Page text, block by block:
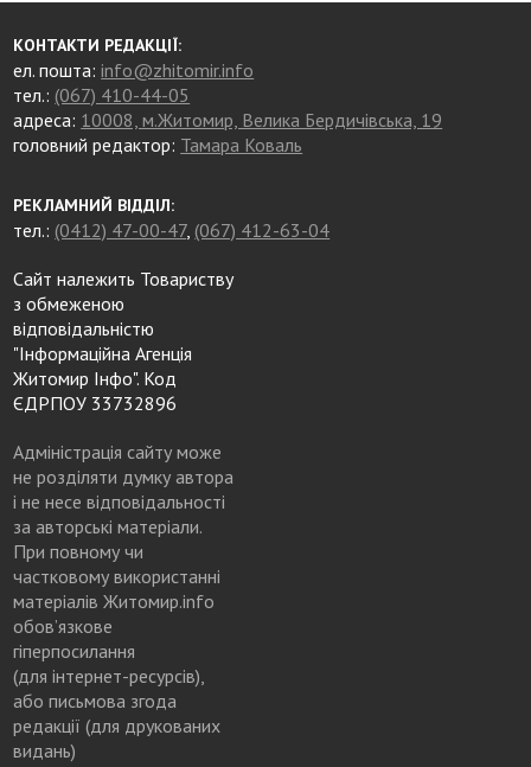
КОНТАКТИ РЕДАКЦІЇ:
ел. пошта:info@zhitomir.info
тел.: (067) 410-44-05
адреса: 10008, м.Житомир, Велика Бердичівська, 19
головний редактор: Тамара Коваль
РЕКЛАМНИЙ ВІДДІЛ:
тел.: (0412) 47-00-47, (067) 412-63-04
Сайт належить Товариству
з обмеженою
відповідальністю
"Інформаційна Агенція
Житомир Інфо". Код
ЄДРПОУ 33732896
Адміністрація сайту може
не розділяти думку автора
і не несе відповідальності
за авторські матеріали.
При повному чи
частковому використанні
матеріалів Житомир.info
обов’язкове
гіперпосилання
(для інтернет-ресурсів),
або письмова згода
редакції (для друкованих
видань)